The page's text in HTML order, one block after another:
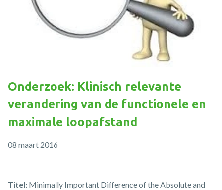
Onderzoek: Klinisch relevante
verandering van de functionele en
maximale loopafstand
08 maart 2016
Titel: Minimally Important Difference of the Absolute and